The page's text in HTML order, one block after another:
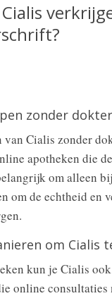
zonder
van Cialis zonder
apotheken die
om alleen
om de echtheid en
om Cialis
kun je Cialis
online consultaties